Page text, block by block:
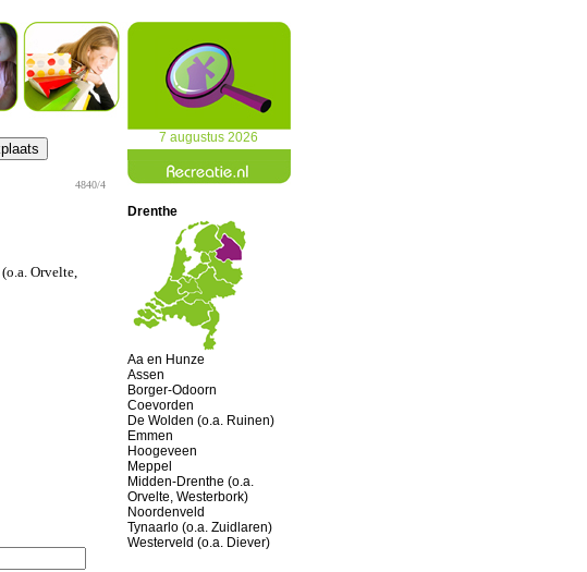
7 augustus 2026
4840/4
Orvelte,
Drenthe
Aa en Hunze
Assen
Borger-Odoorn
Coevorden
De Wolden (o.a. Ruinen)
Emmen
Hoogeveen
Meppel
Midden-Drenthe (o.a.
Orvelte, Westerbork)
Noordenveld
Tynaarlo (o.a. Zuidlaren)
Westerveld (o.a. Diever)